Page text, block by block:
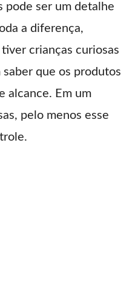
pode ser um detalhe
a diferença,
crianças curiosas
saber que os produtos
alcance. Em um
pelo menos esse